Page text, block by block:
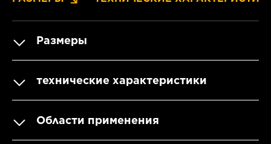
Размеры
технические характеристики
Области применения